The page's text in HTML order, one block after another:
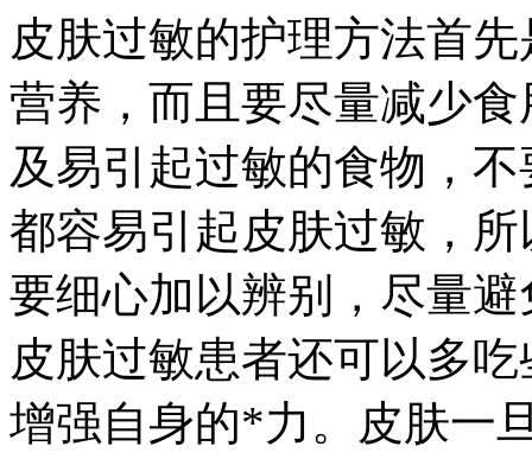
皮肤过敏的护理方法首
营养，而且要尽量减少
及易引起过敏的食物，
都容易引起皮肤过敏，
要细心加以辨别，尽量
皮肤过敏患者还可以多
增强自身的*力。皮肤一